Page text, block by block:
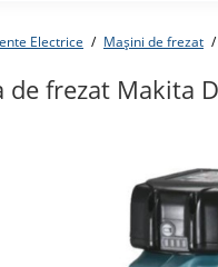
Electrice Mașini de frezat
de frezat Makita